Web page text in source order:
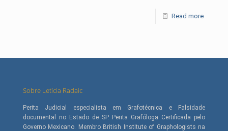
Read more
Sobre Letícia Radaic
Perita Judicial especialista em Grafotécnica e Falsidade
documental no Estado de SP. Perita Grafóloga Certificada pelo
Governo Mexicano. Membro British Institute of Graphologists na